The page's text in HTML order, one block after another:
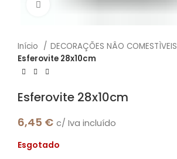
Início DECORAÇÕES NÂO COMESTÌVEIS
Esferovite 28x10cm
Esferovite 28x10cm
6,45 € c/ Iva incluído
Esgotado